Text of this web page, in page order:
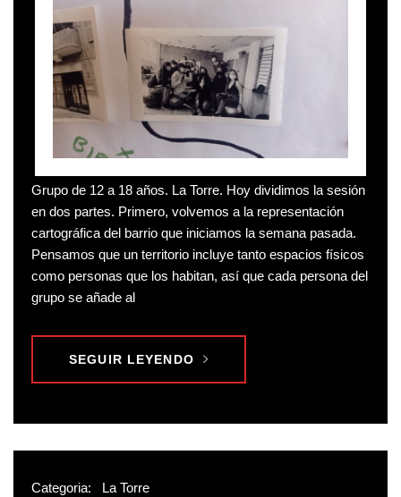
Grupo de 12 a 18 años. La Torre. Hoy dividimos la sesión
en dos partes. Primero, volvemos a la representación
cartográfica del barrio que iniciamos la semana pasada.
Pensamos que un territorio incluye tanto espacios físicos
como personas que los habitan, así que cada persona del
grupo se añade al
SEGUIR LEYENDO
Categoria: La Torre